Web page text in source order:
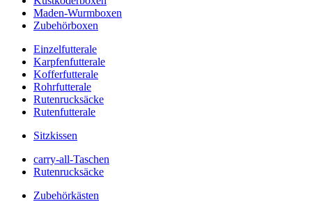
Maden-Wurmboxen
Zubehörboxen
Einzelfutterale
Karpfenfutterale
Kofferfutterale
Rohrfutterale
Rutenrucksäcke
Rutenfutterale
Sitzkissen
carry-all-Taschen
Rutenrucksäcke
Zubehörkästen